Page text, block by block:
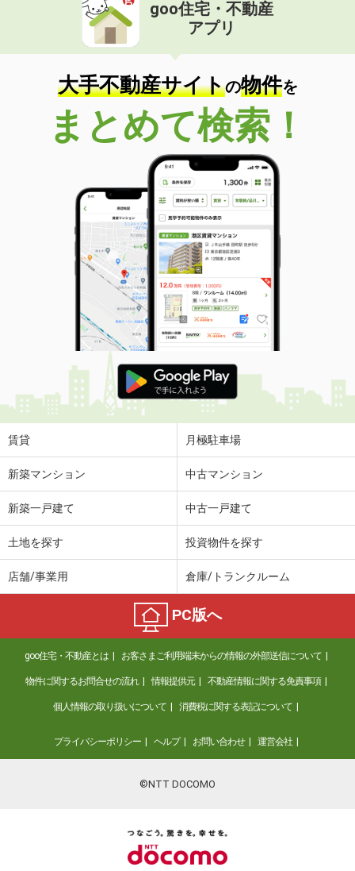
goo住宅・不動産
アプリ
大手不動産サイトの物件を
まとめて検索！
賃貸 月極駐車場
新築マンション 中古マンション
新築一戸建て 中古一戸建て
土地を探す 投資物件を探す
店舗/事業用 倉庫/トランクルーム
PC版へ
goo住宅・不動産とは お客さまご利用端末からの情報の外部送信について
物件に関するお問合せの流れ 情報提供元 不動産情報に関する免責事項
個人情報の取り扱いについて 消費税に関する表記について
プライバシーポリシー ヘルプ お問い合わせ 運営会社
©NTT DOCOMO